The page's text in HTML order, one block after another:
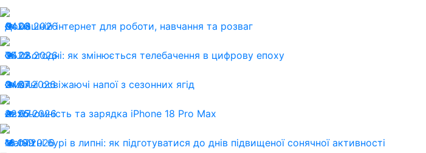
04.08.2026
26
Домашній інтернет для роботи, навчання та розваг
04.08.2026
22
ТБ сьогодні: як змінюється телебачення в цифрову епоху
24.07.2026
87
Смачні освіжаючі напої з сезонних ягід
22.07.2026
95
Автономність та зарядка iPhone 18 Pro Max
13.07.2026
189
Магнітні бурі в липні: як підготуватися до днів підвищеної сонячної активності